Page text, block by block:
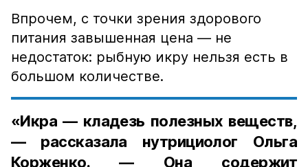
Впрочем, с точки зрения здорового
питания завышенная цена — не
недостаток: рыбную икру нельзя есть в
большом количестве.
«Икра — кладезь полезных веществ,
— рассказала нутрициолог Ольга
Корженко. — Она содержит